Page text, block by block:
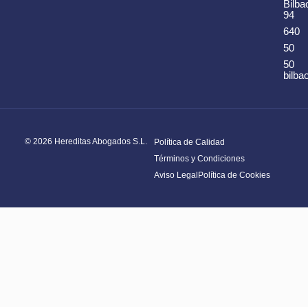
94
640
50
50
© 2026 Hereditas Abogados S.L.
Política de Cookies
Aviso Legal
Términos y Condiciones
Política de Calidad